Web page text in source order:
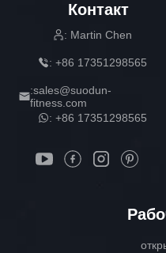
Контакт
: Martin Chen
: +86 17351298565
:sales@suodun-
fitness.com
: +86 17351298565